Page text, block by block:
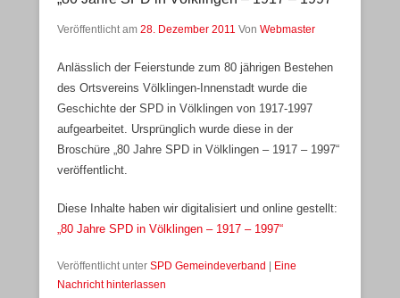
Veröffentlicht am 28. Dezember 2011 Von Webmaster
Anlässlich der Feierstunde zum 80 jährigen Bestehen
des Ortsvereins Völklingen-Innenstadt wurde die
Geschichte der SPD in Völklingen von 1917-1997
aufgearbeitet. Ursprünglich wurde diese in der
Broschüre „80 Jahre SPD in Völklingen – 1917 – 1997“
veröffentlicht.
Diese Inhalte haben wir digitalisiert und online gestellt:
„80 Jahre SPD in Völklingen – 1917 – 1997“
Veröffentlicht unter SPD Gemeindeverband
Eine
Nachricht hinterlassen